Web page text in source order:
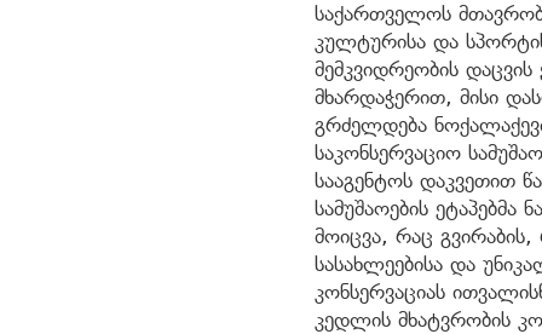
საქართველოს
კულტურისა და
მემკვიდრეობის
მხარდაჭერით, მისი
გრძელდება
საკონსერვაციო
სააგენტოს დაკვეთით
სამუშაოების ეტაპებმა
მოიცვა, რაც
სასახლეებისა და
კონსერვაციას
კედლის მხატვრობის